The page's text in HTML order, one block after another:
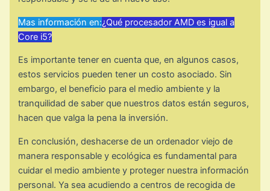
Mas información en:¿Qué procesador AMD es igual a
Core i5?
Es importante tener en cuenta que, en algunos casos,
estos servicios pueden tener un costo asociado. Sin
embargo, el beneficio para el medio ambiente y la
tranquilidad de saber que nuestros datos están seguros,
hacen que valga la pena la inversión.
En conclusión, deshacerse de un ordenador viejo de
manera responsable y ecológica es fundamental para
cuidar el medio ambiente y proteger nuestra información
personal. Ya sea acudiendo a centros de recogida de